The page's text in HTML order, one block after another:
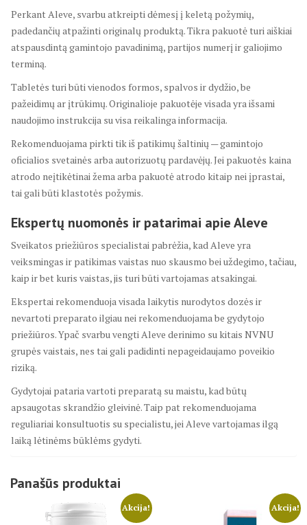
Perkant Aleve, svarbu atkreipti dėmesį į keletą požymių,
padedančių atpažinti originalų produktą. Tikra pakuotė turi aiškiai
atspausdintą gamintojo pavadinimą, partijos numerį ir galiojimo
terminą.
Tabletės turi būti vienodos formos, spalvos ir dydžio, be
pažeidimų ar įtrūkimų. Originalioje pakuotėje visada yra išsami
naudojimo instrukcija su visa reikalinga informacija.
Rekomenduojama pirkti tik iš patikimų šaltinių — gamintojo
oficialios svetainės arba autorizuotų pardavėjų. Jei pakuotės kaina
atrodo neįtikėtinai žema arba pakuotė atrodo kitaip nei įprastai,
tai gali būti klastotės požymis.
Ekspertų nuomonės ir patarimai apie Aleve
Sveikatos priežiūros specialistai pabrėžia, kad Aleve yra
veiksmingas ir patikimas vaistas nuo skausmo bei uždegimo, tačiau,
kaip ir bet kuris vaistas, jis turi būti vartojamas atsakingai.
Ekspertai rekomenduoja visada laikytis nurodytos dozės ir
nevartoti preparato ilgiau nei rekomenduojama be gydytojo
priežiūros. Ypač svarbu vengti Aleve derinimo su kitais NVNU
grupės vaistais, nes tai gali padidinti nepageidaujamo poveikio
riziką.
Gydytojai pataria vartoti preparatą su maistu, kad būtų
apsaugotas skrandžio gleivinė. Taip pat rekomenduojama
reguliariai konsultuotis su specialistu, jei Aleve vartojamas ilgą
laiką lėtinėms būklėms gydyti.
Panašūs produktai
Akcija! Akcija!